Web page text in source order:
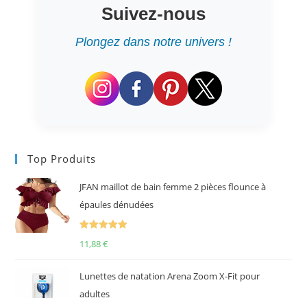
Suivez-nous
Plongez dans notre univers !
Top Produits
JFAN maillot de bain femme 2 pièces flounce à
épaules dénudées
11,88€
Lunettes de natation Arena Zoom X-Fit pour
adultes